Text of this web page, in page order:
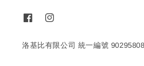
洛基比有限公司 統一編號 90295808